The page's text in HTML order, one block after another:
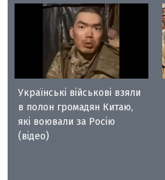
Українські військові взяли
в полон громадян Китаю,
які воювали за Росію
(відео)